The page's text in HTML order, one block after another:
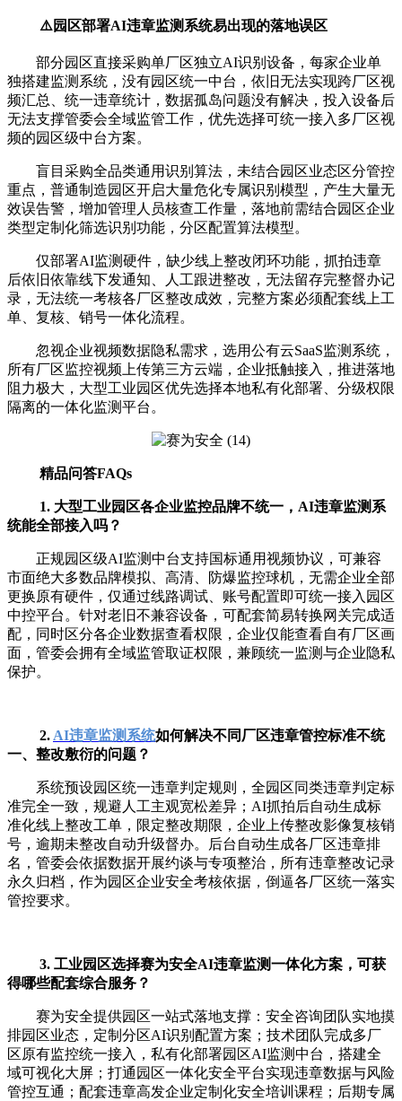
⚠️园区部署AI违章监测系统易出现的落地误区
部分园区直接采购单厂区独立AI识别设备，每家企业单
独搭建监测系统，没有园区统一中台，依旧无法实现跨厂区视
频汇总、统一违章统计，数据孤岛问题没有解决，投入设备后
无法支撑管委会全域监管工作，优先选择可统一接入多厂区视
频的园区级中台方案。
盲目采购全品类通用识别算法，未结合园区业态区分管控
重点，普通制造园区开启大量危化专属识别模型，产生大量无
效误告警，增加管理人员核查工作量，落地前需结合园区企业
类型定制化筛选识别功能，分区配置算法模型。
仅部署AI监测硬件，缺少线上整改闭环功能，抓拍违章
后依旧依靠线下发通知、人工跟进整改，无法留存完整督办记
录，无法统一考核各厂区整改成效，完整方案必须配套线上工
单、复核、销号一体化流程。
忽视企业视频数据隐私需求，选用公有云SaaS监测系统，
所有厂区监控视频上传第三方云端，企业抵触接入，推进落地
阻力极大，大型工业园区优先选择本地私有化部署、分级权限
隔离的一体化监测平台。
精品问答FAQs
1. 大型工业园区各企业监控品牌不统一，AI违章监测系
统能全部接入吗？
正规园区级AI监测中台支持国标通用视频协议，可兼容
市面绝大多数品牌模拟、高清、防爆监控球机，无需企业全部
更换原有硬件，仅通过线路调试、账号配置即可统一接入园区
中控平台。针对老旧不兼容设备，可配套简易转换网关完成适
配，同时区分各企业数据查看权限，企业仅能查看自有厂区画
面，管委会拥有全域监管取证权限，兼顾统一监测与企业隐私
保护。
2.AI违章监测系统如何解决不同厂区违章管控标准不统
一、整改敷衍的问题？
系统预设园区统一违章判定规则，全园区同类违章判定标
准完全一致，规避人工主观宽松差异；AI抓拍后自动生成标
准化线上整改工单，限定整改期限，企业上传整改影像复核销
号，逾期未整改自动升级督办。后台自动生成各厂区违章排
名，管委会依据数据开展约谈与专项整治，所有违章整改记录
永久归档，作为园区企业安全考核依据，倒逼各厂区统一落实
管控要求。
3. 工业园区选择赛为安全AI违章监测一体化方案，可获
得哪些配套综合服务？
赛为安全提供园区一站式落地支撑：安全咨询团队实地摸
排园区业态，定制分区AI识别配置方案；技术团队完成多厂
区原有监控统一接入，私有化部署园区AI监测中台，搭建全
域可视化大屏；打通园区一体化安全平台实现违章数据与风险
管控互通；配套违章高发企业定制化安全培训课程；后期专属